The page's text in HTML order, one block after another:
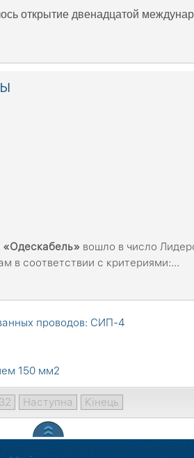
открытие двенадцатой
«Одескабель» вошло в число
в соответствии с критериями:...
проводов: СИП-4
150 мм2
32 Наступна Кінець